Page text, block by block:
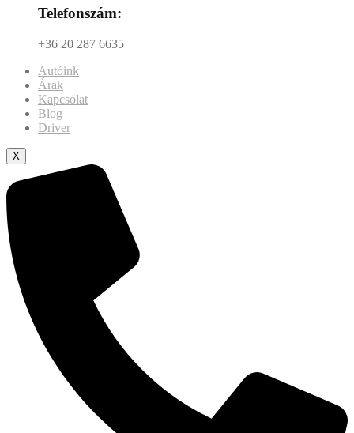
Telefonszám:
+36 20 287 6635
Autóink
Árak
Kapcsolat
Blog
Driver
X